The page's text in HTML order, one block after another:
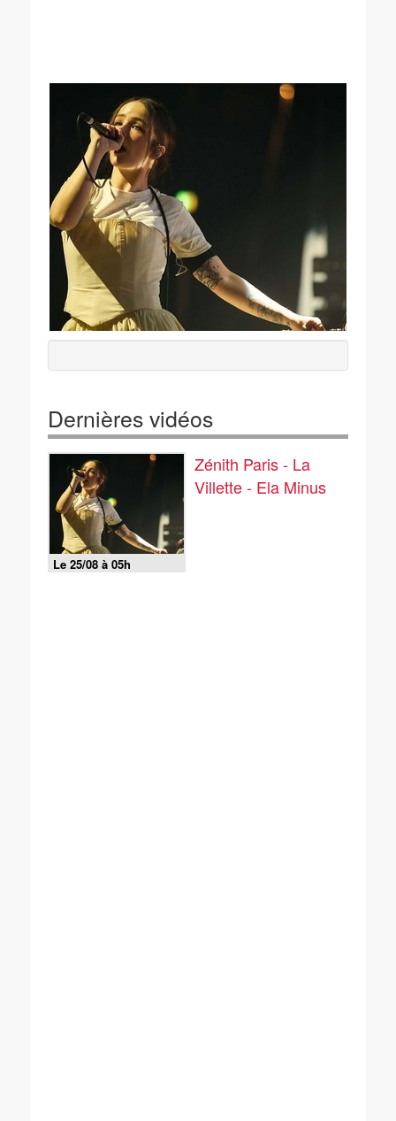
Dernières vidéos
Le 25/08 à 05h
Zénith Paris - La
Villette - Ela Minus